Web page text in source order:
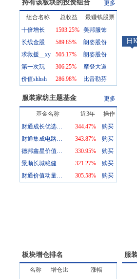
持有该板块的投资组合 更多
组合名称 总收益
最赚钱股票
十倍增长
1593.25% 美邦服饰
长线金股
589.85%
朗姿股份
求救援__xy
505.17%
朗姿股份
第一次玩
306.25%
摩登大道
价值shhsh
286.98% 比音勒芬
服装家纺主题基金 更多
基金名称 近3年
操作
财通成长优选混合A
344.47%
购买
财通集成电路产业股票A
343.87%
购买
德邦鑫星价值灵活配置混合A
330.95%
购买
景顺长城稳健回报混合A
321.27%
购买
财通价值动量混合A
305.58% 购买
日
板块增仓排名
名称 增仓比
涨幅
服